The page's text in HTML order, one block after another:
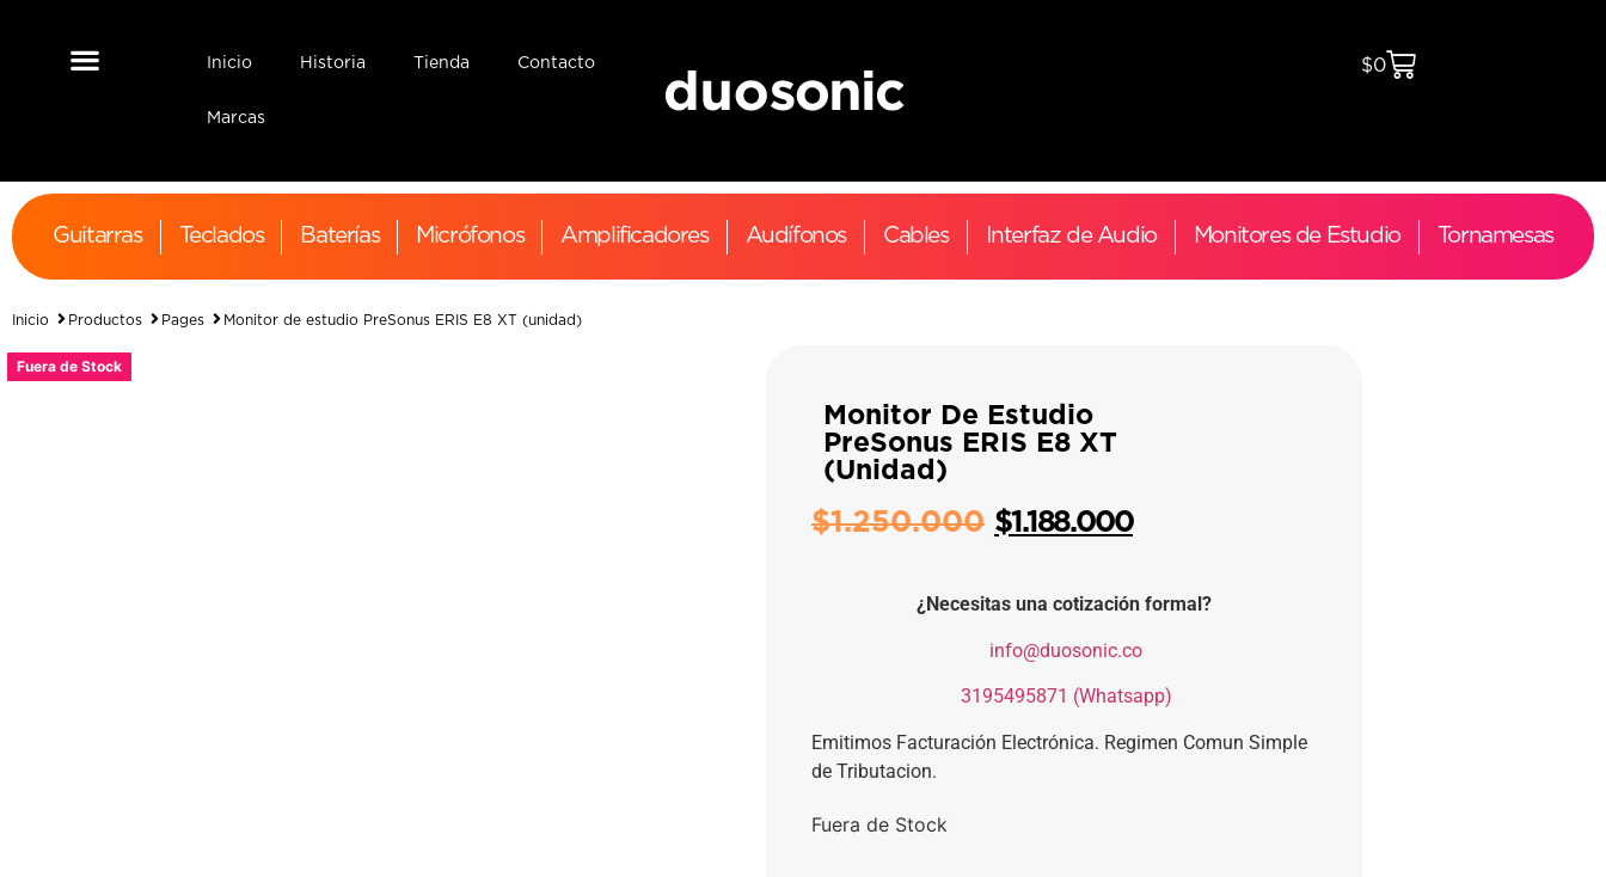
Inicio Historia Tienda Contacto
Marcas
$0
Guitarras Teclados Baterías Micrófonos Amplificadores Audífonos Cables Interfaz de Audio Monitores de Estudio Tornamesas
Inicio Productos Pages Monitor de estudio PreSonus ERIS E8 XT (unidad)
Fuera de Stock
Monitor De Estudio
PreSonus ERIS E8 XT
(unidad)
$1.250.000 $1.188.000
¿Necesitas una cotización formal?
info@duosonic.co
3195495871 (Whatsapp)
Emitimos Facturación Electrónica. Regimen Comun Simple
de Tributacion.
Fuera de Stock